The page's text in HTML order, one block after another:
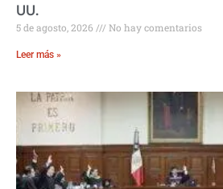
UU.
5 de agosto, 2026 No hay comentarios
Leer más »